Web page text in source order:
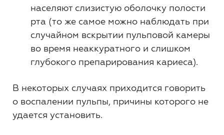
населяют слизистую оболочку полости
рта (то же самое можно наблюдать при
случайном вскрытии пульповой камеры
во время неаккуратного и слишком
глубокого препарирования кариеса).
В некоторых случаях приходится говорить
о воспалении пульпы, причины которого не
удается установить.